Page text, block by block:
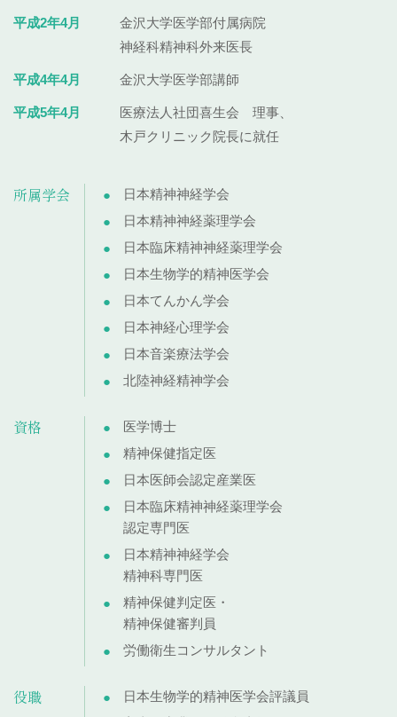
平成2年4月
金沢大学医学部付属病院
神経科精神科外来医長
平成4年4月 金沢大学医学部講師
平成5年4月
医療法人社団喜生会 理事、
木戸クリニック院長に就任
所属学会
日本精神神経学会
日本精神神経薬理学会
日本臨床精神神経薬理学会
日本生物学的精神医学会
日本てんかん学会
日本神経心理学会
日本音楽療法学会
北陸神経精神学会
資格
医学博士
精神保健指定医
日本医師会認定産業医
日本臨床精神神経薬理学会
認定専門医
日本精神神経学会
精神科専門医
精神保健判定医・
精神保健審判員
労働衛生コンサルタント
役職
日本生物学的精神医学会評議員